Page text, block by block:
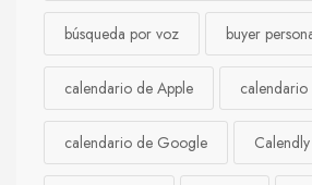
búsqueda por voz buyer
calendario de Apple
calendario de Google Calendly